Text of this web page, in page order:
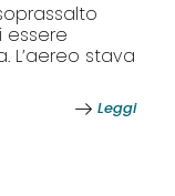
essere
L’aereo stava
Leggi